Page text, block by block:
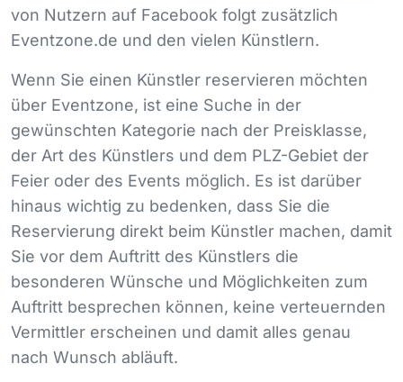
von Nutzern auf Facebook folgt zusätzlich
Eventzone.de und den vielen Künstlern.
Wenn Sie einen Künstler reservieren möchten
über Eventzone, ist eine Suche in der
gewünschten Kategorie nach der Preisklasse,
der Art des Künstlers und dem PLZ-Gebiet der
Feier oder des Events möglich. Es ist darüber
hinaus wichtig zu bedenken, dass Sie die
Reservierung direkt beim Künstler machen, damit
Sie vor dem Auftritt des Künstlers die
besonderen Wünsche und Möglichkeiten zum
Auftritt besprechen können, keine verteuernden
Vermittler erscheinen und damit alles genau
nach Wunsch abläuft.